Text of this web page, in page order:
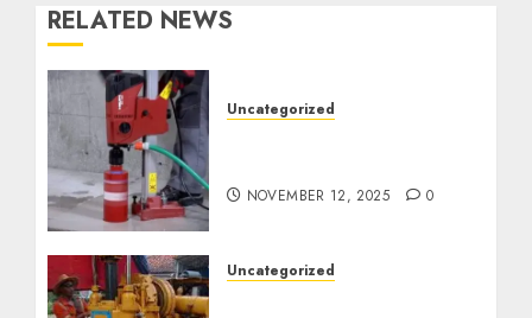
RELATED NEWS
Uncategorized
NOVEMBER 12, 2025 0
Uncategorized